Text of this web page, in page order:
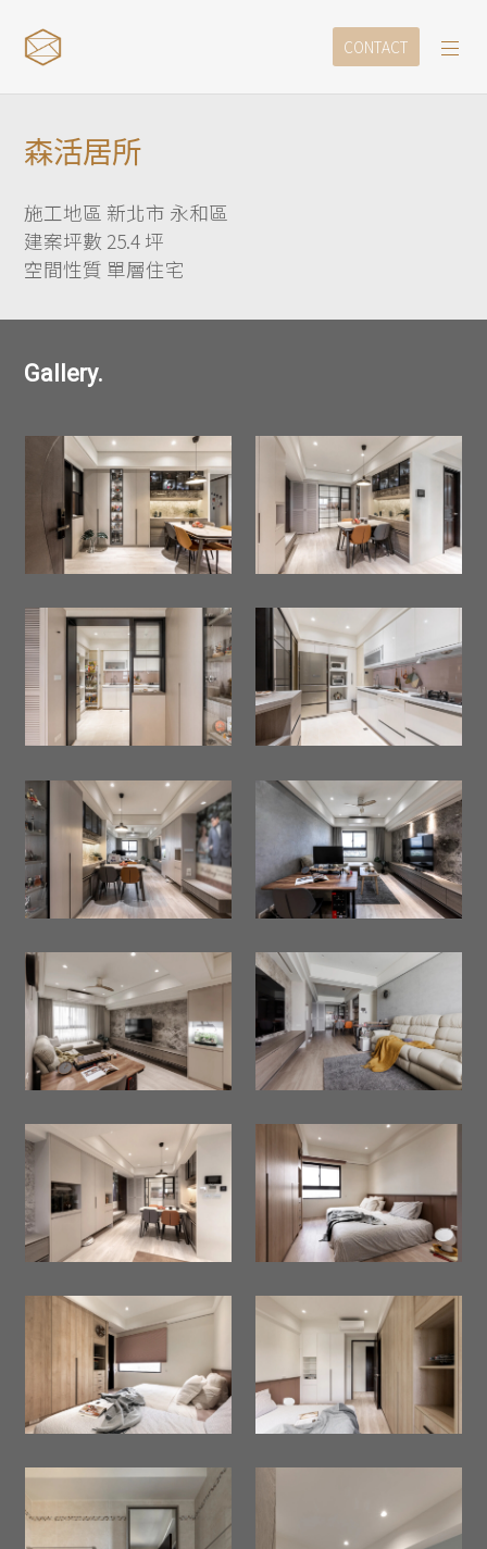
CONTACT
森活居所
施工地區 新北市 永和區
建案坪數 25.4 坪
空間性質 單層住宅
Gallery.